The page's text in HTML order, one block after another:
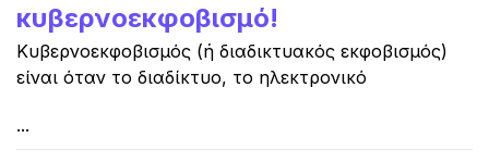
κυβερνοεκφοβισμό!
Κυβερνοεκφοβισμός (ή διαδικτυακός εκφοβισμός)
είναι όταν το διαδίκτυο, το ηλεκτρονικό
...